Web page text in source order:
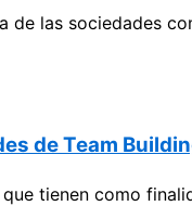
las sociedades
de Team
tienen como